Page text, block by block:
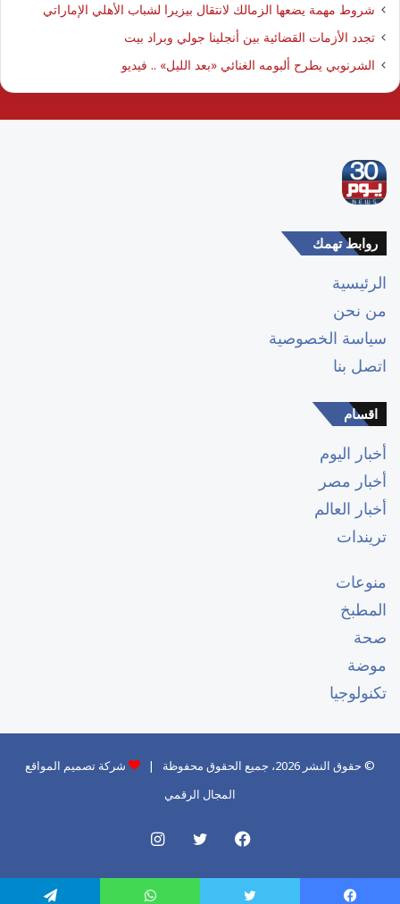
شروط مهمة يضعها الزمالك لانتقال بيزيرا لشباب الأهلي الإماراتي
تجدد الأزمات القضائية بين أنجلينا جولي وبراد بيت
الشرنوبي يطرح ألبومه الغنائي «بعد الليل» .. فيديو
روابط تهمك
الرئيسية
من نحن
سياسة الخصوصية
اتصل بنا
اقسام
أخبار اليوم
أخبار مصر
أخبار العالم
تريندات
منوعات
المطبخ
صحة
موضة
تكنولوجيا
© حقوق النشر 2026، جميع الحقوق محفوظة |
شركة تصميم المواقع
المجال الرقمي
فيسبوك تويتر انستقرام